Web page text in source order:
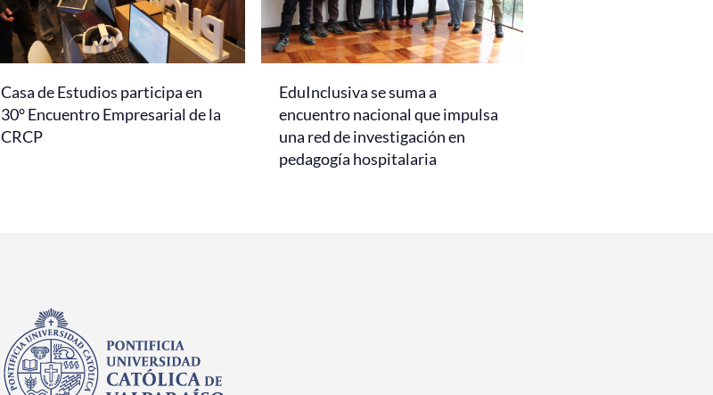
Casa de Estudios participa en
30° Encuentro Empresarial de la
CRCP
EduInclusiva se suma a
encuentro nacional que impulsa
una red de investigación en
pedagogía hospitalaria